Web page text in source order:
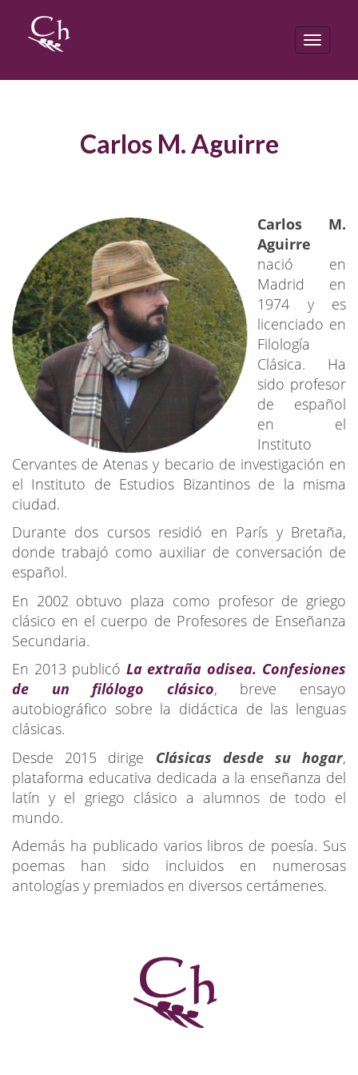
Toggle
Carlos M. Aguirre
Carlos M.
Aguirre
nació en
Madrid en
1974 y es
licenciado en
Filología
Clásica. Ha
sido profesor
de español
en el
Instituto
Cervantes de Atenas y becario de investigación en
el Instituto de Estudios Bizantinos de la misma
ciudad.
Durante dos cursos residió en París y Bretaña,
donde trabajó como auxiliar de conversación de
español.
En 2002 obtuvo plaza como profesor de griego
clásico en el cuerpo de Profesores de Enseñanza
Secundaria.
En 2013 publicó La extraña odisea. Confesiones
de un filólogo clásico, breve ensayo
autobiográfico sobre la didáctica de las lenguas
clásicas.
Desde 2015 dirige Clásicas desde su hogar,
plataforma educativa dedicada a la enseñanza del
latín y el griego clásico a alumnos de todo el
mundo.
Además ha publicado varios libros de poesía. Sus
poemas han sido incluidos en numerosas
antologías y premiados en diversos certámenes.